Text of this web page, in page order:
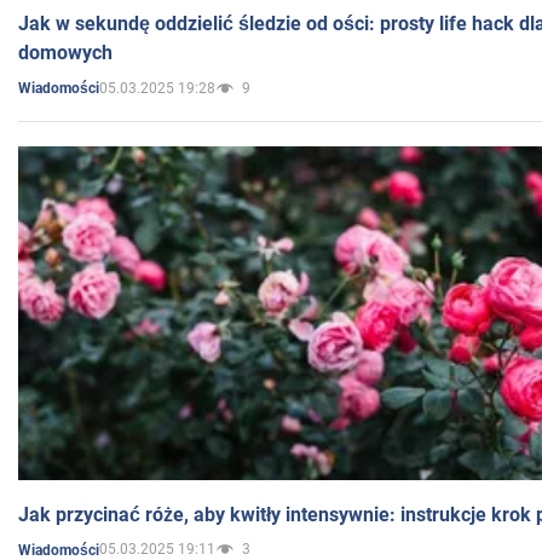
Jak w sekundę oddzielić śledzie od ości: prosty life hack
domowych
Wiadomości05.03.2025 19:28 9
Jak przycinać róże, aby kwitły intensywnie: instrukcje krok
Wiadomości05.03.2025 19:11 3